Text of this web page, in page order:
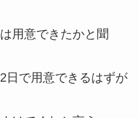
用意できたかと聞
日で用意できるはずが